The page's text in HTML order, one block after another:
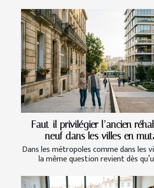
Faut-il privilégier l’ancien
neuf dans les villes en
Dans les métropoles comme dans les
la même question revient dès